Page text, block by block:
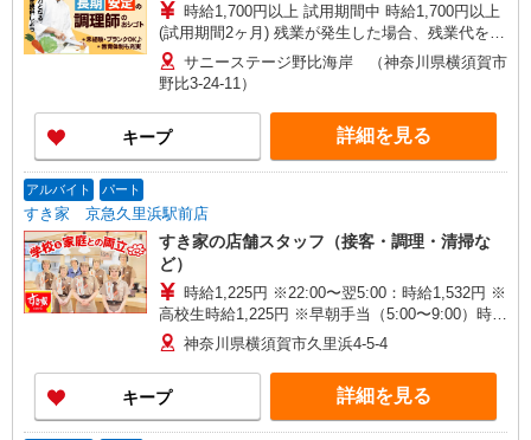
時給1,700円以上 試用期間中 時給1,700円以上
(試用期間2ヶ月) 残業が発生した場合、残業代を1
分単位で別途支給します。
サニーステージ野比海岸 （神奈川県横須賀市
野比3‐24‐11）
キープ 詳細を見る
アルバイト パート
すき家 京急久里浜駅前店
すき家の店舗スタッフ（接客・調理・清掃な
ど）
時給1,225円 ※22:00〜翌5:00：時給1,532円 ※
高校生時給1,225円 ※早朝手当（5:00〜9:00）時給
＋150円
神奈川県横須賀市久里浜4-5-4
キープ 詳細を見る